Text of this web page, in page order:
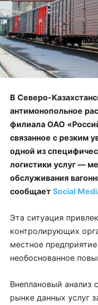
В Северо-
антимонопольное
филиала ОАО
связанное с резким
одной из
логистики услуг —
обслуживания
сообщает Social
Эта ситуация
контролирующих
местное
необоснованное
Внеплановый анализ
рынке данных услуг